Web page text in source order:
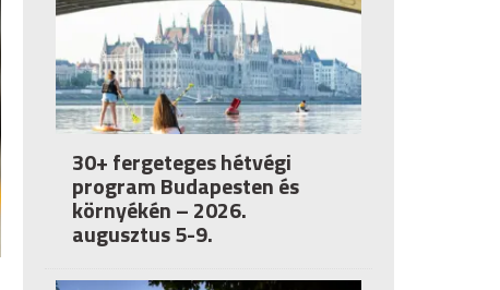
30+ fergeteges hétvégi
program Budapesten és
környékén – 2026.
augusztus 5-9.